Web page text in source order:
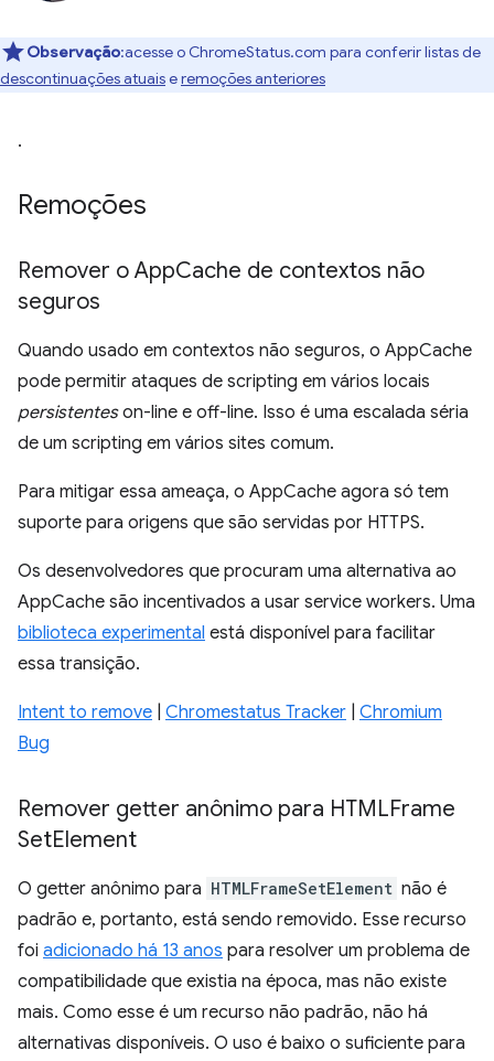
Observação:acesse o ChromeStatus.com para conferir listas de
descontinuações atuaiseremoções anteriores
.
Remoções
Remover o AppCache de contextos não
seguros
Quando usado em contextos não seguros, o AppCache
pode permitir ataques de scripting em vários locais
persistenteson-line e off-line. Isso é uma escalada séria
de um scripting em vários sites comum.
Para mitigar essa ameaça, o AppCache agora só tem
suporte para origens que são servidas por HTTPS.
Os desenvolvedores que procuram uma alternativa ao
AppCache são incentivados a usar service workers. Uma
biblioteca experimental está disponível para facilitar
essa transição.
Intent to remove Chromestatus Tracker Chromium
Bug
Remover getter anônimo para HTMLFrame
SetElement
O getter anônimo para HTMLFrameSetElement não é
padrão e, portanto, está sendo removido. Esse recurso
foi adicionado há 13 anos para resolver um problema de
compatibilidade que existia na época, mas não existe
mais. Como esse é um recurso não padrão, não há
alternativas disponíveis. O uso é baixo o suficiente para